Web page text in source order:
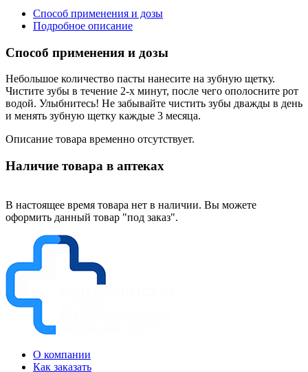
Способ применения и дозы
Подробное описание
Способ применения и дозы
Небольшое количество пасты нанесите на зубную щетку.
Чистите зубы в течение 2-х минут, после чего ополосните рот
водой. Улыбнитесь! Не забывайте чистить зубы дважды в день
и менять зубную щетку каждые 3 месяца.
Описание товара временно отсутствует.
Наличие товара в аптеках
В настоящее время товара нет в наличии. Вы можете
оформить данный товар "под заказ".
О компании
Как заказать